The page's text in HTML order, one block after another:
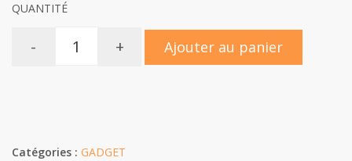
QUANTITÉ
- + Ajouter au panier
Catégories : GADGET